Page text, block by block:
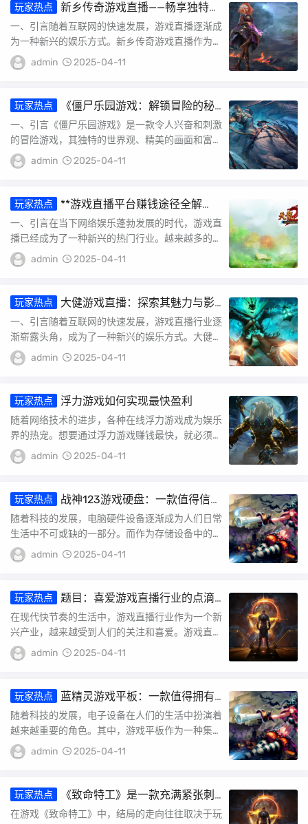
玩家热点
新乡传奇游戏直播——畅享独特体
验与广泛传播之路
一、引言随着互联网的快速发展，游戏直播逐渐成
为一种新兴的娱乐方式。新乡传奇游戏直播作为其
中的佼佼者，凭借其独特的魅力，吸引了大量玩家
的关...
admin 2025-04-11
玩家热点
《僵尸乐园游戏：解锁冒险的秘
诀》
一、引言《僵尸乐园游戏》是一款令人兴奋和刺激
的冒险游戏，其独特的世界观、精美的画面和富有
挑战性的玩法，使得它在玩家群体中赢得了广泛的
好评...
admin 2025-04-11
玩家热点
**游戏直播平台赚钱途径全解
析：找寻你的盈利之路**
一、引言在当下网络娱乐蓬勃发展的时代，游戏直
播已经成为了一种新兴的热门行业。越来越多的人
开始通过直播游戏分享自己的兴趣和才华，并且通
过这...
admin 2025-04-11
玩家热点
大健游戏直播：探索其魅力与影
一、引言随着互联网的快速发展，游戏直播行业逐
渐崭露头角，成为了一种新兴的娱乐方式。大健游
戏直播作为其中的佼佼者，不仅为玩家带来了精彩
的游...
admin 2025-04-11
玩家热点 浮力游戏如何实现最快盈利
随着网络技术的进步，各种在线浮力游戏成为娱乐
界的热宠。想要通过浮力游戏赚钱最快，就必须把
握其内在机制、深度研究用户习惯并做出明智的策
略。...
admin 2025-04-11
玩家热点
战神123游戏硬盘：一款值得信赖
的存储利器
随着科技的发展，电脑硬件设备逐渐成为人们日常
生活中不可或缺的一部分。而作为存储设备中的重
要一员，硬盘的选用也变得至关重要。战神123游
戏...
admin 2025-04-11
玩家热点
题目：喜爱游戏直播行业的点滴
心得
在现代快节奏的生活中，游戏直播行业作为一个新
兴产业，越来越受到人们的关注和喜爱。游戏直播
不仅仅是玩家们的娱乐方式，也已经成为了一种行
业和...
admin 2025-04-11
玩家热点
蓝精灵游戏平板：一款值得拥有
的娱乐神器
随着科技的发展，电子设备在人们的生活中扮演着
越来越重要的角色。其中，游戏平板作为一种集娱
乐、休闲、学习等多功能于一体的设备，受到了广
大消...
admin 2025-04-11
玩家热点
《致命特工》是一款充满紧张刺
激与惊险悬疑的游戏，玩家在游戏中扮演一
位身怀绝技的特工，面对各种危险与挑战，
在游戏《致命特工》中，结局的走向往往取决于玩